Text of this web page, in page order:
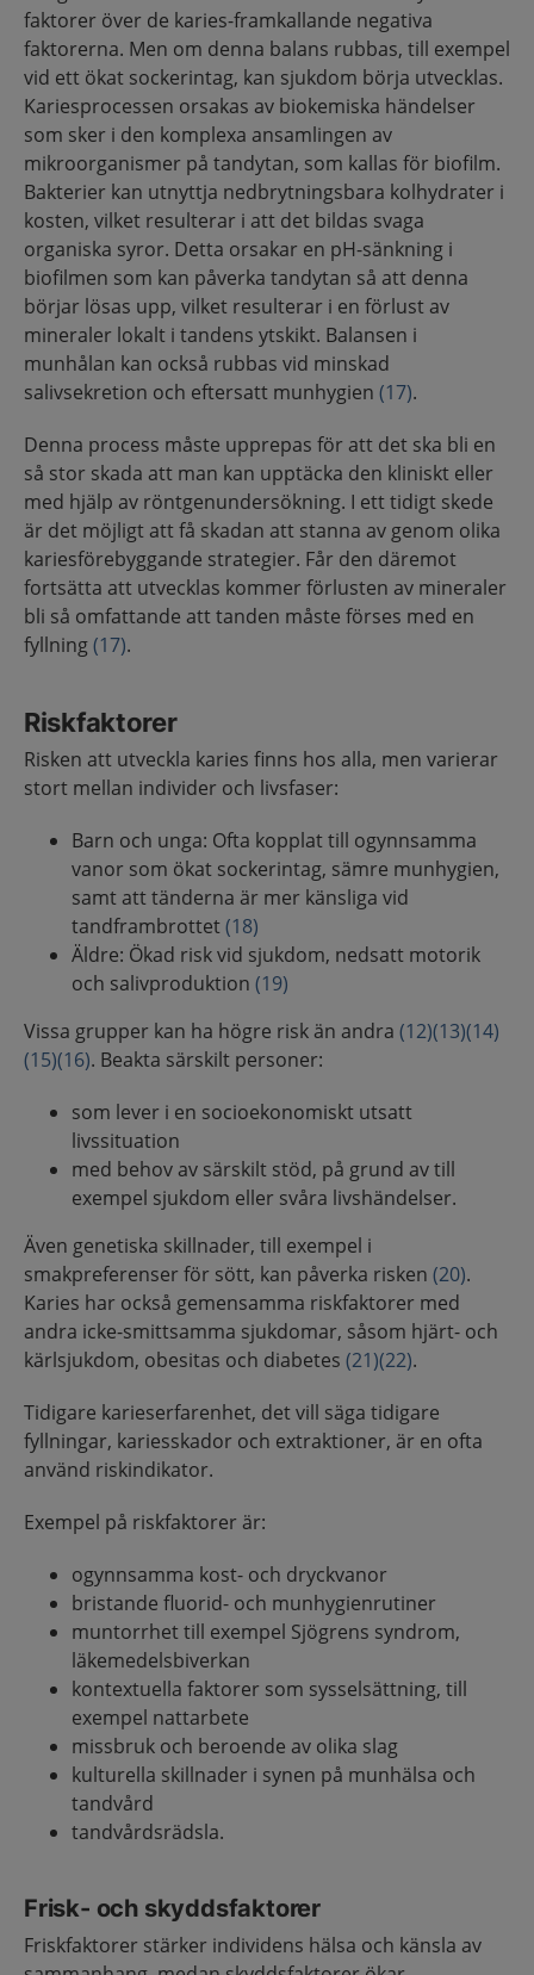
faktorer över de karies-framkallande negativa
faktorerna. Men om denna balans rubbas, till exempel
vid ett ökat sockerintag, kan sjukdom börja utvecklas.
Kariesprocessen orsakas av biokemiska händelser
som sker i den komplexa ansamlingen av
mikroorganismer på tandytan, som kallas för biofilm.
Bakterier kan utnyttja nedbrytningsbara kolhydrater i
kosten, vilket resulterar i att det bildas svaga
organiska syror. Detta orsakar en pH-sänkning i
biofilmen som kan påverka tandytan så att denna
börjar lösas upp, vilket resulterar i en förlust av
mineraler lokalt i tandens ytskikt. Balansen i
munhålan kan också rubbas vid minskad
salivsekretion och eftersatt munhygien (17).
Denna process måste upprepas för att det ska bli en
så stor skada att man kan upptäcka den kliniskt eller
med hjälp av röntgenundersökning. I ett tidigt skede
är det möjligt att få skadan att stanna av genom olika
kariesförebyggande strategier. Får den däremot
fortsätta att utvecklas kommer förlusten av mineraler
bli så omfattande att tanden måste förses med en
fyllning(17).
Riskfaktorer
Risken att utveckla karies finns hos alla, men varierar
stort mellan individer och livsfaser:
Barn och unga: Ofta kopplat till ogynnsamma
vanor som ökat sockerintag, sämre munhygien,
samt att tänderna är mer känsliga vid
tandframbrottet(18)
Äldre: Ökad risk vid sjukdom, nedsatt motorik
och salivproduktion (19)
Vissa grupper kan ha högre risk än andra (12)(13)(14)
(15)(16). Beakta särskilt personer:
som lever i en socioekonomiskt utsatt
livssituation
med behov av särskilt stöd, på grund av till
exempel sjukdom eller svåra livshändelser.
Även genetiska skillnader, till exempel i
smakpreferenser för sött, kan påverka risken (20).
Karies har också gemensamma riskfaktorer med
andra icke-smittsamma sjukdomar, såsom hjärt- och
kärlsjukdom, obesitas och diabetes (21)(22).
Tidigare karieserfarenhet, det vill säga tidigare
fyllningar, kariesskador och extraktioner, är en ofta
använd riskindikator.
Exempel på riskfaktorer är:
ogynnsamma kost- och dryckvanor
bristande fluorid- och munhygienrutiner
muntorrhet till exempel Sjögrens syndrom,
läkemedelsbiverkan
kontextuella faktorer som sysselsättning, till
exempel nattarbete
missbruk och beroende av olika slag
kulturella skillnader i synen på munhälsa och
tandvård
tandvårdsrädsla.
Frisk- och skyddsfaktorer
Friskfaktorer stärker individens hälsa och känsla av